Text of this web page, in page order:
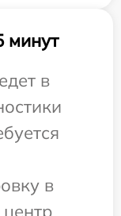
минут
в
в